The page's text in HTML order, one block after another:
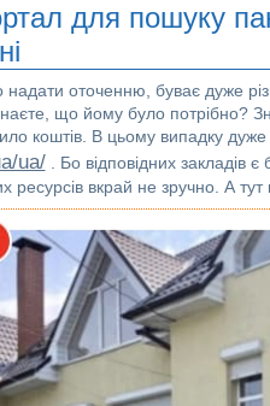
для пошуку
оточенню, буває дуже
що йому було потрібно?
коштів. В цьому випадку
ua/. Бо відповідних закладів є
ресурсів вкрай не зручно. А